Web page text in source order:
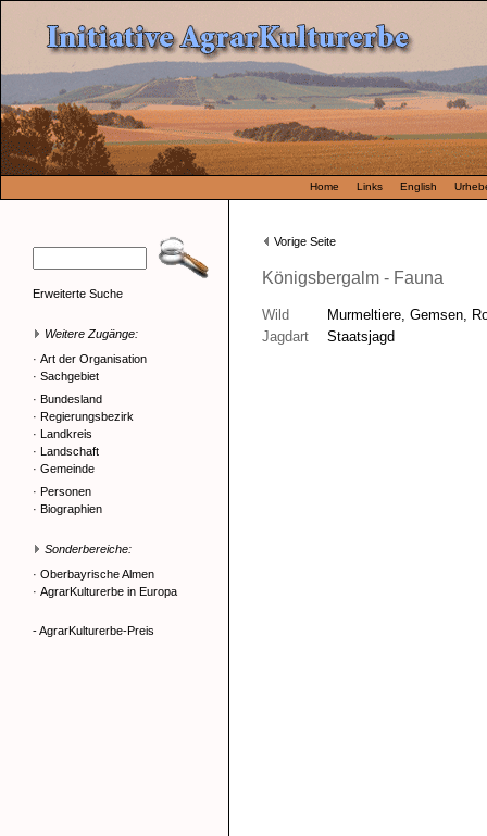
Home Links English
Erweiterte Suche
Weitere Zugänge:
· Art der Organisation
· Sachgebiet
· Bundesland
· Regierungsbezirk
· Landkreis
· Landschaft
· Gemeinde
· Personen
· Biographien
Sonderbereiche:
· Oberbayrische Almen
· AgrarKulturerbe in Europa
- AgrarKulturerbe-Preis
Vorige Seite
Königsbergalm - Fauna
Wild
Murmeltiere, Gemsen,
Jagdart
Staatsjagd